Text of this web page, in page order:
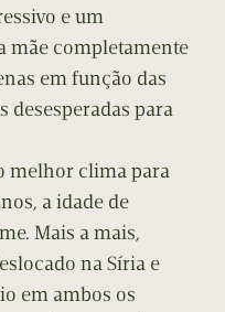
e um
mãe completamente
em função das
desesperadas para
melhor clima para
a idade de
Mais a mais,
na Síria e
em ambos os